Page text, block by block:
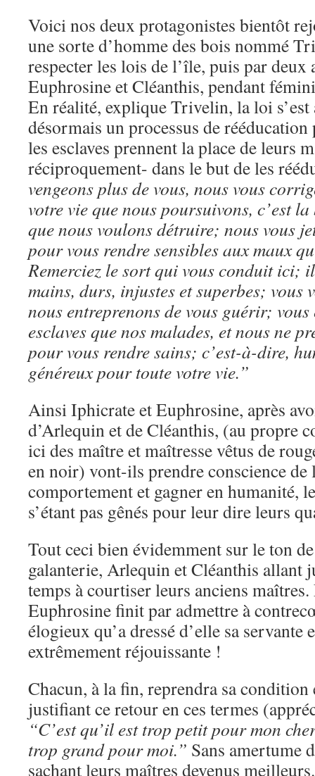
Voici nos deux protagonistes bientôt
une sorte d’homme des bois nommé
respecter les lois de l’île, puis par deux
Euphrosine et Cléanthis, pendant
En réalité, explique Trivelin, la loi s’est
désormais un processus de
les esclaves prennent la place de leurs
réciproquement- dans le but de les
vengeons plus de vous, nous vous
votre vie que nous poursuivons, c’est
que nous voulons détruire; nous vous
pour vous rendre sensibles aux maux
Remerciez le sort qui vous conduit ici;
mains, durs, injustes et superbes; vous
nous entreprenons de vous guérir; vous
esclaves que nos malades, et nous ne
pour vous rendre sains; c’est-à-dire,
généreux pour toute votre vie.”
Ainsi Iphicrate et Euphrosine, après
d’Arlequin et de Cléanthis, (au propre
ici des maître et maîtresse vêtus de
en noir) vont-ils prendre conscience de
comportement et gagner en humanité,
s’étant pas gênés pour leur dire leurs
Tout ceci bien évidemment sur le ton
galanterie, Arlequin et Cléanthis allant
temps à courtiser leurs anciens maîtres.
Euphrosine finit par admettre à
élogieux qu’a dressé d’elle sa servante
extrêmement réjouissante !
Chacun, à la fin, reprendra sa
justifiant ce retour en ces termes
“C’est qu’il est trop petit pour mon
trop grand pour moi.” Sans amertume
sachant leurs maîtres devenus